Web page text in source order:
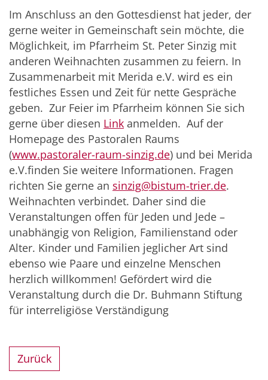
Im Anschluss an den Gottesdienst hat jeder, der
gerne weiter in Gemeinschaft sein möchte, die
Möglichkeit, im Pfarrheim St. Peter Sinzig mit
anderen Weihnachten zusammen zu feiern. In
Zusammenarbeit mit Merida e.V. wird es ein
festliches Essen und Zeit für nette Gespräche
geben. Zur Feier im Pfarrheim können Sie sich
gerne über diesen Link anmelden. Auf der
Homepage des Pastoralen Raums
(www.pastoraler-raum-sinzig.de) und bei Merida
e.V.finden Sie weitere Informationen. Fragen
richten Sie gerne an sinzig@bistum-trier.de.
Weihnachten verbindet. Daher sind die
Veranstaltungen offen für Jeden und Jede –
unabhängig von Religion, Familienstand oder
Alter. Kinder und Familien jeglicher Art sind
ebenso wie Paare und einzelne Menschen
herzlich willkommen! Gefördert wird die
Veranstaltung durch die Dr. Buhmann Stiftung
für interreligiöse Verständigung
Zurück